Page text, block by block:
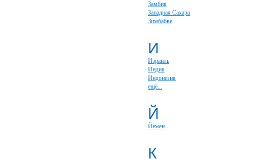
Замбия
Западная Сахара
Зимбабве
И
Израиль
Индия
Индонезия
ещё...
Й
Йемен
К